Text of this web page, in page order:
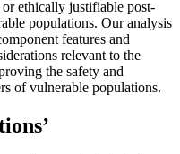
ethically justifiable post-
populations. Our analysis
features and
relevant to the
the safety and
of vulnerable populations.